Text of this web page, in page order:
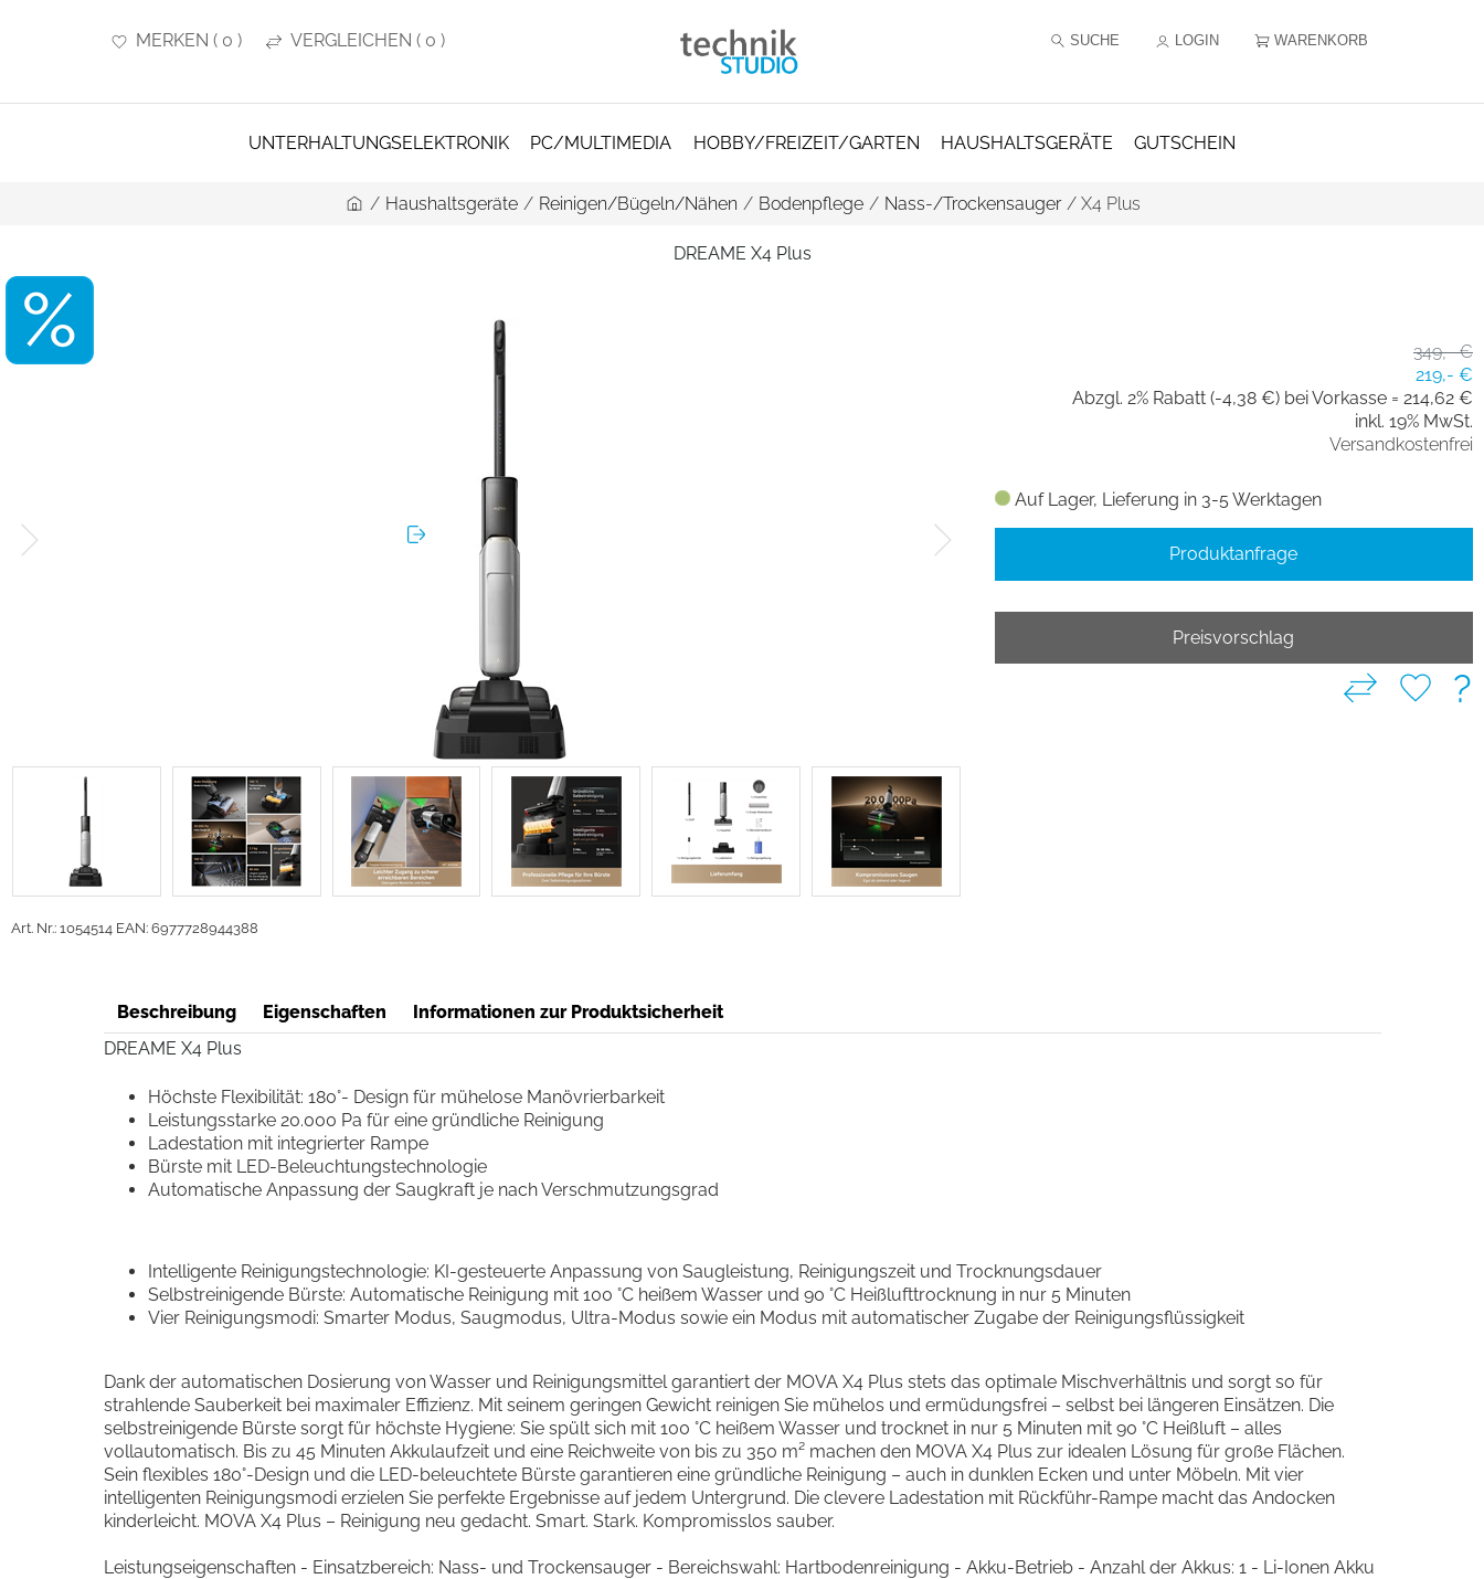
MERKEN ( 0 ) VERGLEICHEN ( 0 ) SUCHE LOGIN WARENKORB
UNTERHALTUNGSELEKTRONIK PC/MULTIMEDIA HOBBY/FREIZEIT/GARTEN HAUSHALTSGERÄTE GUTSCHEIN
/ Haushaltsgeräte / Reinigen/Bügeln/Nähen / Bodenpflege / Nass-/Trockensauger / X4 Plus
DREAME X4 Plus
Art. Nr.: 1054514 EAN: 6977728944388
349,- €
219,- €
Abzgl. 2% Rabatt (-4,38 €) bei Vorkasse = 214,62 €
inkl. 19% MwSt.
Versandkostenfrei
Auf Lager, Lieferung in 3-5 Werktagen
Produktanfrage
Preisvorschlag
?
Beschreibung Eigenschaften
Informationen zur Produktsicherheit
DREAME X4 Plus
Höchste Flexibilität: 180°- Design für mühelose Manövrierbarkeit
Leistungsstarke 20.000 Pa für eine gründliche Reinigung
Ladestation mit integrierter Rampe
Bürste mit LED-Beleuchtungstechnologie
Automatische Anpassung der Saugkraft je nach Verschmutzungsgrad
Intelligente Reinigungstechnologie: KI-gesteuerte Anpassung von Saugleistung, Reinigungszeit und Trocknungsdauer
Selbstreinigende Bürste: Automatische Reinigung mit 100 °C heißem Wasser und 90 °C Heißlufttrocknung in nur 5 Minuten
Vier Reinigungsmodi: Smarter Modus, Saugmodus, Ultra-Modus sowie ein Modus mit automatischer Zugabe der Reinigungsflüssigkeit
Dank der automatischen Dosierung von Wasser und Reinigungsmittel garantiert der MOVA X4 Plus stets das optimale Mischverhältnis und sorgt so für
strahlende Sauberkeit bei maximaler Effizienz. Mit seinem geringen Gewicht reinigen Sie mühelos und ermüdungsfrei – selbst bei längeren Einsätzen. Die
selbstreinigende Bürste sorgt für höchste Hygiene: Sie spült sich mit 100 °C heißem Wasser und trocknet in nur 5 Minuten mit 90 °C Heißluft – alles
vollautomatisch. Bis zu 45 Minuten Akkulaufzeit und eine Reichweite von bis zu 350 m² machen den MOVA X4 Plus zur idealen Lösung für große Flächen.
Sein flexibles 180°-Design und die LED-beleuchtete Bürste garantieren eine gründliche Reinigung – auch in dunklen Ecken und unter Möbeln. Mit vier
intelligenten Reinigungsmodi erzielen Sie perfekte Ergebnisse auf jedem Untergrund. Die clevere Ladestation mit Rückführ-Rampe macht das Andocken
kinderleicht. MOVA X4 Plus – Reinigung neu gedacht. Smart. Stark. Kompromisslos sauber.
Leistungseigenschaften - Einsatzbereich: Nass- und Trockensauger - Bereichswahl: Hartbodenreinigung - Akku-Betrieb - Anzahl der Akkus: 1 - Li-Ionen Akku